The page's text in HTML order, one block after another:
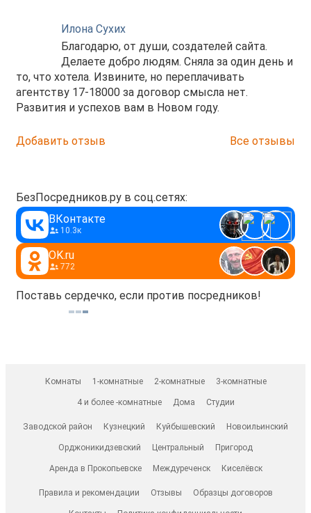
Илона Сухих
Благодарю, от души, создателей сайта.
Делаете добро людям. Сняла за один день и
то, что хотела. Извините, но переплачивать
агентству 17-18000 за договор смысла нет.
Развития и успехов вам в Новом году.
Добавить отзыв Все отзывы
БезПосредников.ру в соц.сетях:
ВКонтакте
10.3к
OK.ru
772
Поставь сердечко, если против посредников!
Комнаты 1-комнатные 2-комнатные 3-комнатные
4 и более -комнатные Дома Студии
Заводской район Кузнецкий Куйбышевский Новоильинский
Орджоникидзевский Центральный Пригород
Аренда в Прокопьевске Междуреченск Киселёвск
Правила и рекомендации Отзывы Образцы договоров